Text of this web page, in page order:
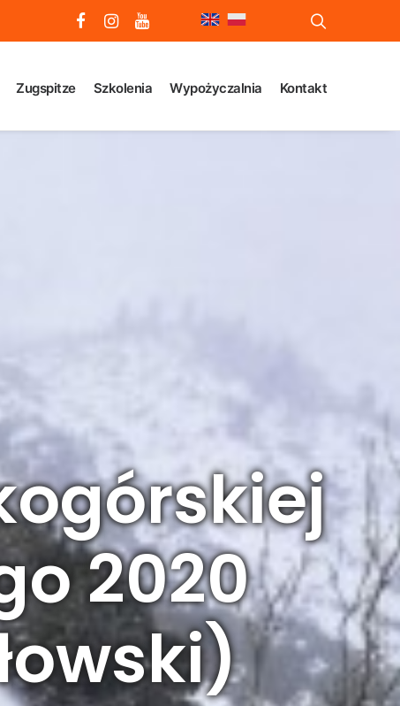
Zugspitze Szkolenia Wypożyczalnia Kontakt
2020